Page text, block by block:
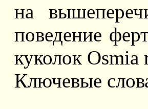
на
поведение
куколок Osmia
Ключевые